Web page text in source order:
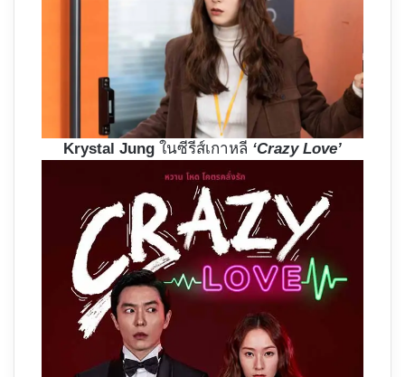
Krystal Jung ในซีรีส์เกาหลี ‘Crazy Love’